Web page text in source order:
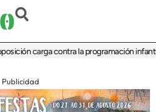
carga contra la programación infantil de
Publicidad